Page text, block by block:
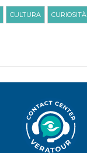
CULTURA CURIOSITÀ